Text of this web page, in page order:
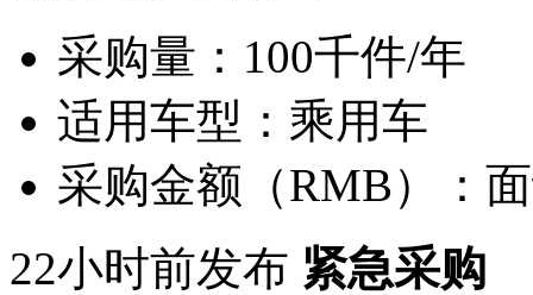
采购量： 100千件/年
适用车型： 乘用车
采购金额（RMB）：
22小时前发布 紧急采购